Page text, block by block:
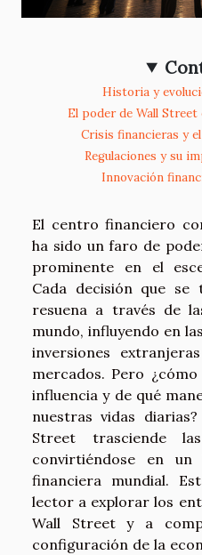
Historia y
El poder de Wall Street
Crisis financieras y
Regulaciones y su
Innovación
El centro financiero
ha sido un faro de
prominente en el
Cada decisión que se
resuena a través de
mundo, influyendo en
inversiones
mercados. Pero
influencia y de qué
nuestras vidas
Street trasciende
convirtiéndose en
financiera mundial.
lector a explorar los
Wall Street y a
configuración de la